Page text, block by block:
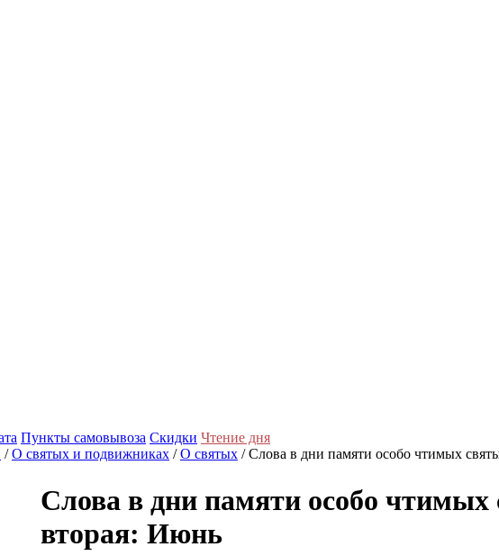
Пункты самовывоза Скидки Чтение дня
/О святых и подвижниках /О святых / Слова в дни памяти особо чтимых
Слова в дни памяти особо
вторая: Июнь